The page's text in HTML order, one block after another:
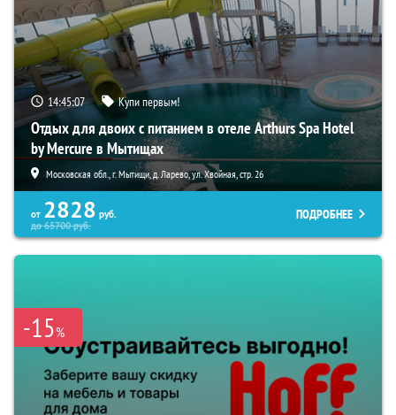
14:45:06 Купи первым!
Отдых для двоих с питанием в отеле Arthurs Spa Hotel
by Mercure в Мытищах
Московская обл., г. Мытищи, д. Ларево, ул. Хвойная, стр. 26
от 2828 руб.
до65700руб.
ПОДРОБНЕЕ
-15%